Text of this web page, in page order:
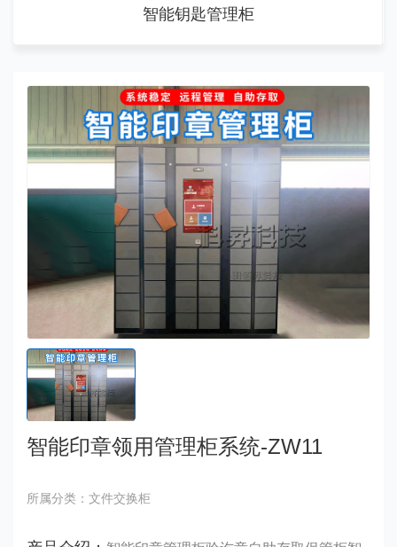
智能钥匙管理柜
智能印章领用管理柜系统-ZW11
所属分类：文件交换柜